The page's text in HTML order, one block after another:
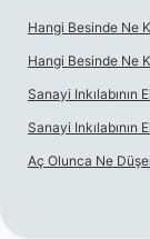
Hangi Besinde Ne
Hangi Besinde Ne
Sanayi
Sanayi
Aç Olunca Ne